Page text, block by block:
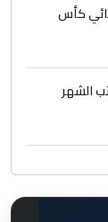
كأس
الشهر